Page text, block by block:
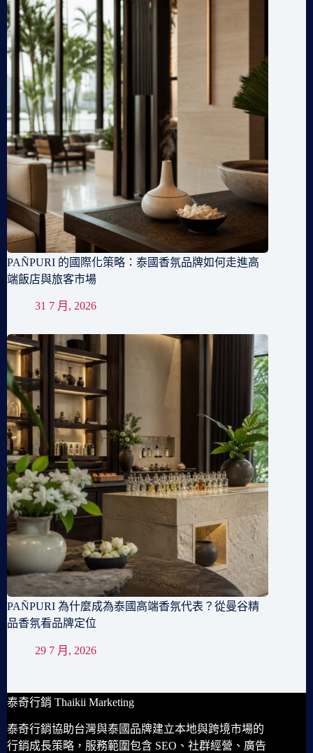
PAÑPURI 的國際化策略：泰國香氛品牌如何走進高
端飯店與旅客市場
31 7 月, 2026
PAÑPURI 為什麼成為泰國高端香氛代表？從曼谷精
品香氛看品牌定位
29 7 月, 2026
泰奇行銷 Thaikii Marketing
泰奇行銷協助台灣與泰國品牌建立本地與跨境市場的
行銷成長策略，服務範圍包含 SEO、社群經營、廣告